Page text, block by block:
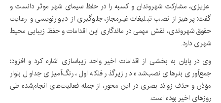
عزیزی، مشارکت شهروندان و کسبه را در حفظ سیمای شهر موثر دانست و
گفت: پرهیز از نصب تبلیغات غیرمجاز، جلوگیری از دیوارنویسی و رعایت
حقوق شهروندی، نقش مهمی در ماندگاری این اقدامات و حفظ زیبایی محیط
شهری دارد.
وی در پایان به بخشی از اقدامات اخیر واحد زیباسازی اشاره کرد و افزود:
جمع‌آوری بنرهای نصب‌شده در زیرگذر فلکه اول، رنگ‌آمیزی جداول بلوار
مؤذن و حذف زوائد بصری در این محور، از جمله فعالیت‌های انجام‌شده طی
روزهای اخیر بوده است.